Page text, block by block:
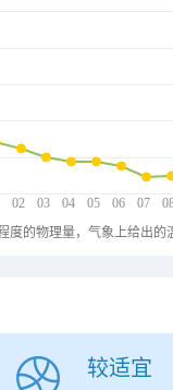
02 03 04 05 06 07
度的物理量，气象上给出
较适宜